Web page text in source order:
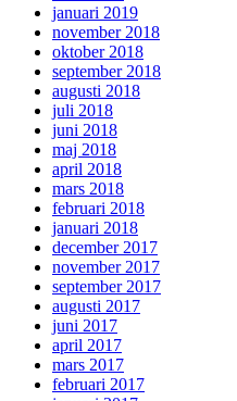
januari 2019
november 2018
oktober 2018
september 2018
augusti 2018
juli 2018
juni 2018
maj 2018
april 2018
mars 2018
februari 2018
januari 2018
december 2017
november 2017
september 2017
augusti 2017
juni 2017
april 2017
mars 2017
februari 2017